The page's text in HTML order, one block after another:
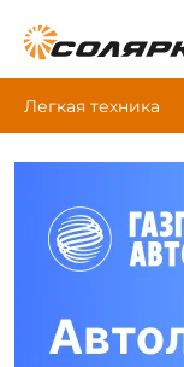
Легкая техника
Главная